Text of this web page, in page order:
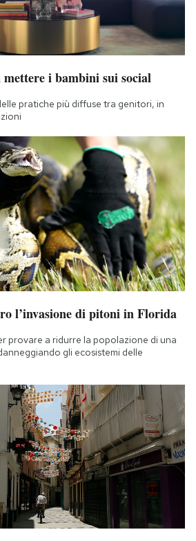
mettere i bambini sui social
pratiche più diffuse tra genitori, in
l’invasione di pitoni in Florida
provare a ridurre la popolazione di una
gli ecosistemi delle